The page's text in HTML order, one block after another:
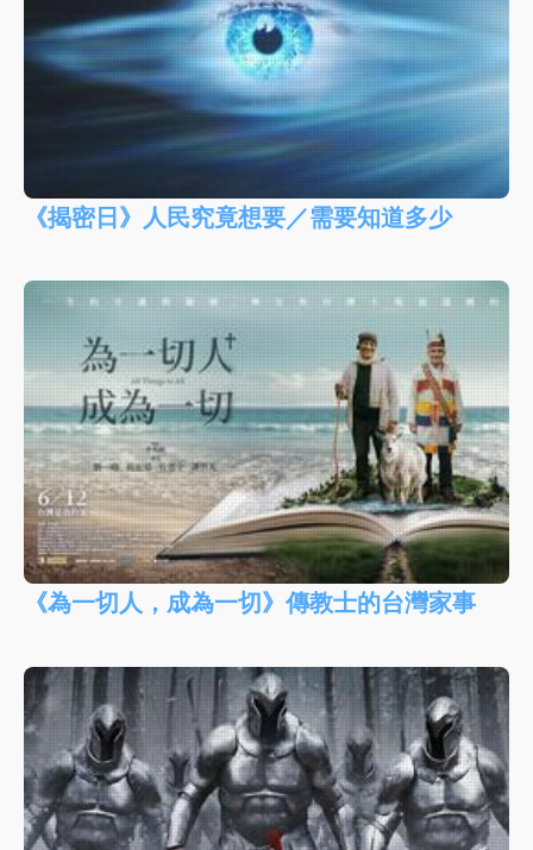
《揭密日》人民究竟想要／需要知道多少
《為一切人，成為一切》傳教士的台灣家事